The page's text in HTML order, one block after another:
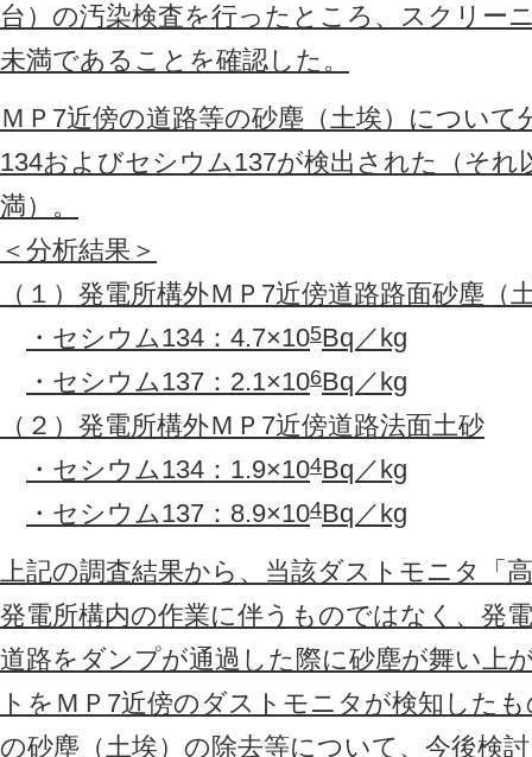
台）の汚染検査を行ったところ、スクリー
未満であることを確認した。
ＭＰ7近傍の道路等の砂塵（土埃）につい
134およびセシウム137が検出された（それ
満）。
＜分析結果＞
（１）発電所構外ＭＰ7近傍道路路面砂塵（
・セシウム134：4.7×105Bq／kg
・セシウム137：2.1×106Bq／kg
（２）発電所構外ＭＰ7近傍道路法面土砂
・セシウム134：1.9×104Bq／kg
・セシウム137：8.9×104Bq／kg
上記の調査結果から、当該ダストモニタ「
発電所構内の作業に伴うものではなく、発
道路をダンプが通過した際に砂塵が舞い上
トをＭＰ7近傍のダストモニタが検知した
の砂塵（土埃）の除去等について、今後検